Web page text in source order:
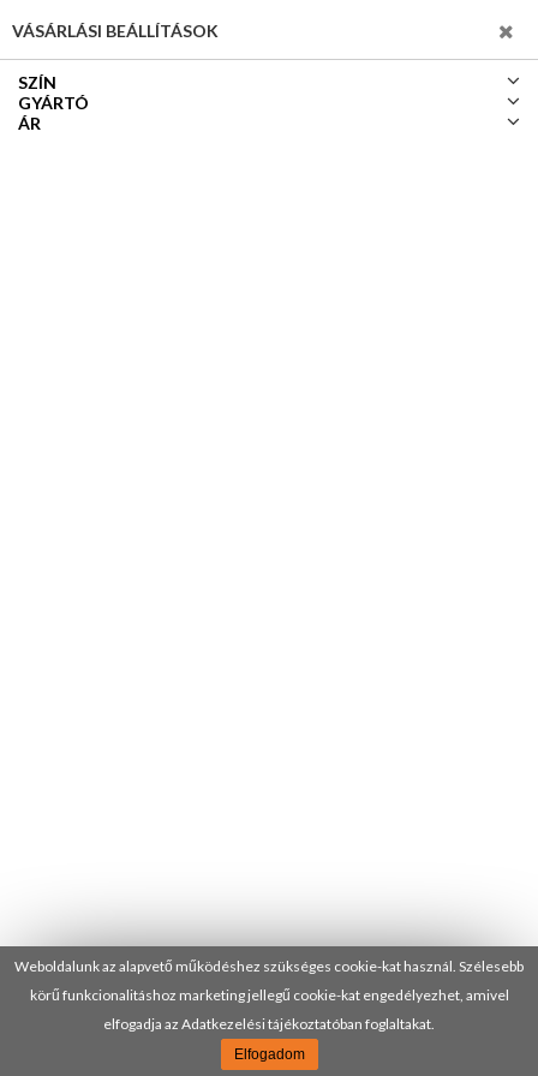
Weboldalunk az alapvető működéshez szükséges cookie-kat használ. Szélesebb
körű funkcionalitáshoz marketing jellegű cookie-kat engedélyezhet, amivel
elfogadja az Adatkezelési tájékoztatóban foglaltakat.
Elfogadom
VÁSÁRLÁSI BEÁLLÍTÁSOK
SZÍN
GYÁRTÓ
ÁR